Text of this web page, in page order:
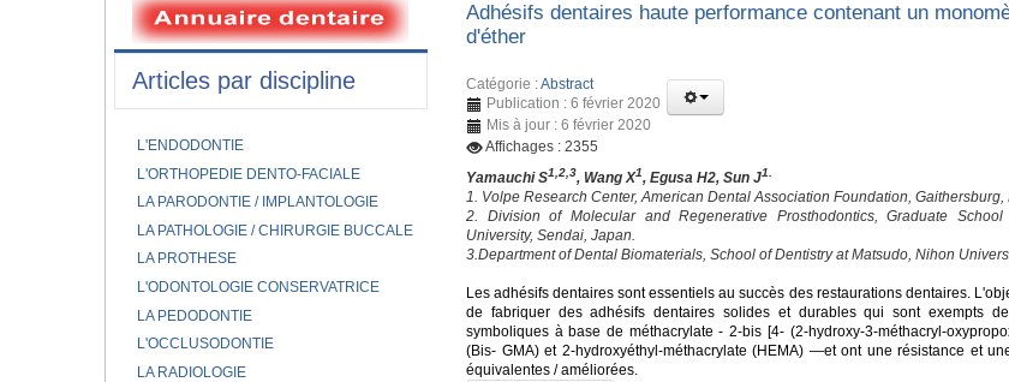
Adhésifs dentaires haute performance contenant un
d'éther
Catégorie :Abstract
Publication : 6 février 2020
Mis à jour : 6 février 2020
Affichages : 2355
Yamauchi S1,2,3, Wang X1, Egusa H2, Sun J1.
1. Volpe Research Center, American Dental Association Foundation, Gaithersburg,
2. Division of Molecular and Regenerative Prosthodontics, Graduate School
University, Sendai, Japan.
3.Department of Dental Biomaterials, School of Dentistry at Matsudo, Nihon
Les adhésifs dentaires sont essentiels au succès des restaurations dentaires.
de fabriquer des adhésifs dentaires solides et durables qui sont exempts
symboliques à base de méthacrylate - 2-bis [4- (2-hydroxy-3-méthacryl-
(Bis- GMA) et 2-hydroxyéthyl-méthacrylate (HEMA) —et ont une résistance et
équivalentes / améliorées.
Articles par discipline
L'ENDODONTIE
L'ORTHOPEDIE DENTO-FACIALE
LA PARODONTIE / IMPLANTOLOGIE
LA PATHOLOGIE / CHIRURGIE BUCCALE
LA PROTHESE
L'ODONTOLOGIE CONSERVATRICE
LA PEDODONTIE
L'OCCLUSODONTIE
LA RADIOLOGIE